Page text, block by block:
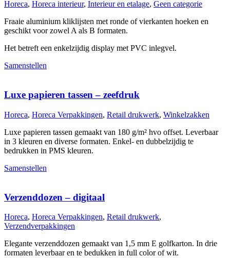
Horeca, Horeca interieur, Interieur en etalage, Geen categorie
Fraaie aluminium kliklijsten met ronde of vierkanten hoeken en
geschikt voor zowel A als B formaten.
Het betreft een enkelzijdig display met PVC inlegvel.
Samenstellen
Luxe papieren tassen – zeefdruk
Horeca, Horeca Verpakkingen, Retail drukwerk, Winkelzakken
Luxe papieren tassen gemaakt van 180 g/m² hvo offset. Leverbaar
in 3 kleuren en diverse formaten. Enkel- en dubbelzijdig te
bedrukken in PMS kleuren.
Samenstellen
Verzenddozen – digitaal
Horeca, Horeca Verpakkingen, Retail drukwerk,
Verzendverpakkingen
Elegante verzenddozen gemaakt van 1,5 mm E golfkarton. In drie
formaten leverbaar en te bedukken in full color of wit.